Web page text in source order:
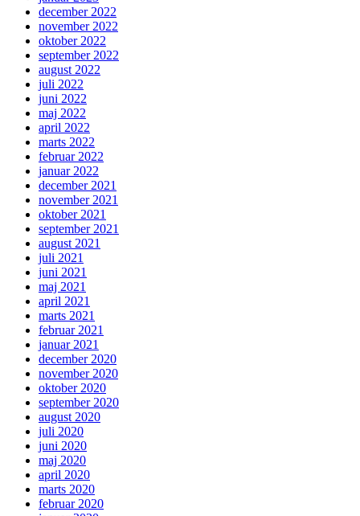
december 2022
november 2022
oktober 2022
september 2022
august 2022
juli 2022
juni 2022
maj 2022
april 2022
marts 2022
februar 2022
januar 2022
december 2021
november 2021
oktober 2021
september 2021
august 2021
juli 2021
juni 2021
maj 2021
april 2021
marts 2021
februar 2021
januar 2021
december 2020
november 2020
oktober 2020
september 2020
august 2020
juli 2020
juni 2020
maj 2020
april 2020
marts 2020
februar 2020